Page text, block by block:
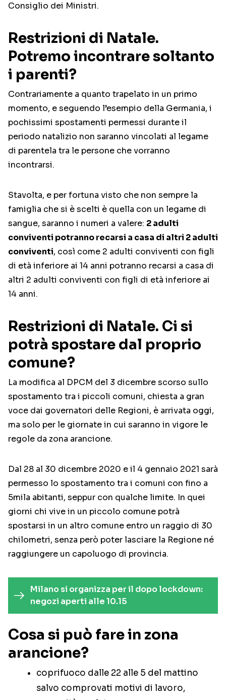
Consiglio dei Ministri.
Restrizioni di Natale.
Potremo incontrare soltanto
i parenti?
Contrariamente a quanto trapelato in un primo
momento, e seguendo l’esempio della Germania, i
pochissimi spostamenti permessi durante il
periodo natalizio non saranno vincolati al legame
di parentela tra le persone che vorranno
incontrarsi.
Stavolta, e per fortuna visto che non sempre la
famiglia che si è scelti è quella con un legame di
sangue, saranno i numeri a valere: 2 adulti
conviventi potranno recarsi a casa di altri 2 adulti
conviventi, così come 2 adulti conviventi con figli
di età inferiore ai 14 anni potranno recarsi a casa di
altri 2 adulti conviventi con figli di età inferiore ai
14 anni.
Restrizioni di Natale. Ci si
potrà spostare dal proprio
comune?
La modifica al DPCM del 3 dicembre scorso sullo
spostamento tra i piccoli comuni, chiesta a gran
voce dai governatori delle Regioni, è arrivata oggi,
ma solo per le giornate in cui saranno in vigore le
regole da zona arancione.
Dal 28 al 30 dicembre 2020 e il 4 gennaio 2021 sarà
permesso lo spostamento tra i comuni con fino a
5mila abitanti, seppur con qualche limite. In quei
giorni chi vive in un piccolo comune potrà
spostarsi in un altro comune entro un raggio di 30
chilometri, senza però poter lasciare la Regione né
raggiungere un capoluogo di provincia.
Milano si organizza per il dopo lockdown:
negozi aperti alle 10.15
Cosa si può fare in zona
arancione?
coprifuoco dalle 22 alle 5 del mattino
salvo comprovati motivi di lavoro,